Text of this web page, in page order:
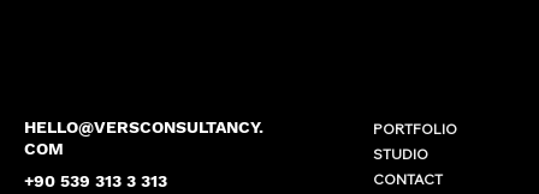
HELLO@VERSCONSULTANCY.
COM
+90 539 313 3 313
PORTFOLIO
STUDIO
CONTACT